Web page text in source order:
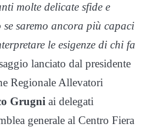
molte delicate sfide e
saremo ancora più capaci
le esigenze di chi fa
lanciato dal presidente
Regionale Allevatori
Grugni ai delegati
generale al Centro Fiera